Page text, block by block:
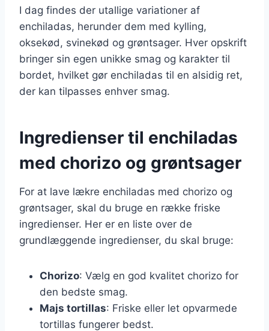
I dag findes der utallige variationer af
enchiladas, herunder dem med kylling,
oksekød, svinekød og grøntsager. Hver opskrift
bringer sin egen unikke smag og karakter til
bordet, hvilket gør enchiladas til en alsidig ret,
der kan tilpasses enhver smag.
Ingredienser til enchiladas
med chorizo og grøntsager
For at lave lækre enchiladas med chorizo og
grøntsager, skal du bruge en række friske
ingredienser. Her er en liste over de
grundlæggende ingredienser, du skal bruge:
Chorizo: Vælg en god kvalitet chorizo for
den bedste smag.
Majs tortillas: Friske eller let opvarmede
tortillas fungerer bedst.